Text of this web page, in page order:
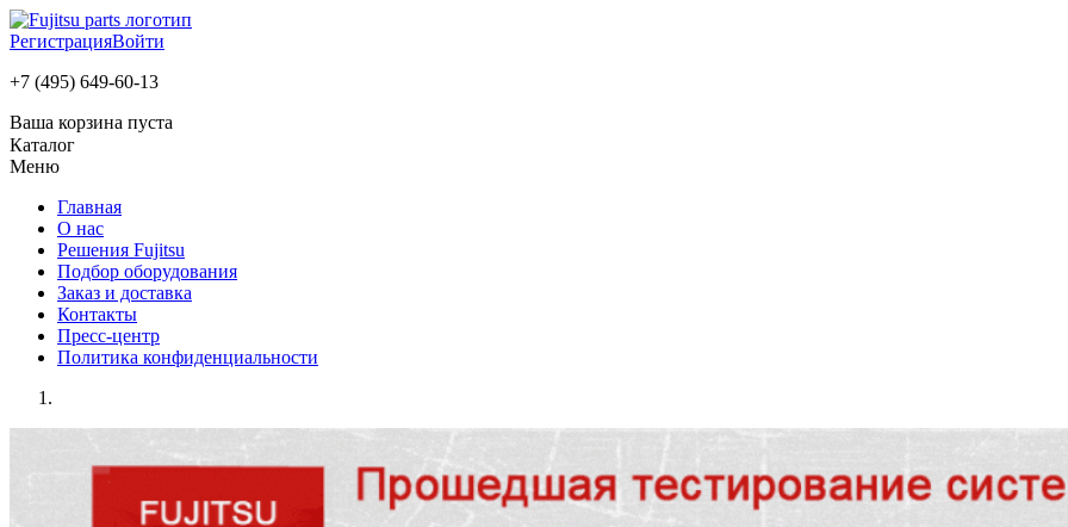
РегистрацияВойти
+7 (495) 649-60-13
Ваша корзина пуста
Каталог
Меню
Главная
О нас
Решения Fujitsu
Подбор оборудования
Заказ и доставка
Контакты
Пресс-центр
Политика конфиденциальности